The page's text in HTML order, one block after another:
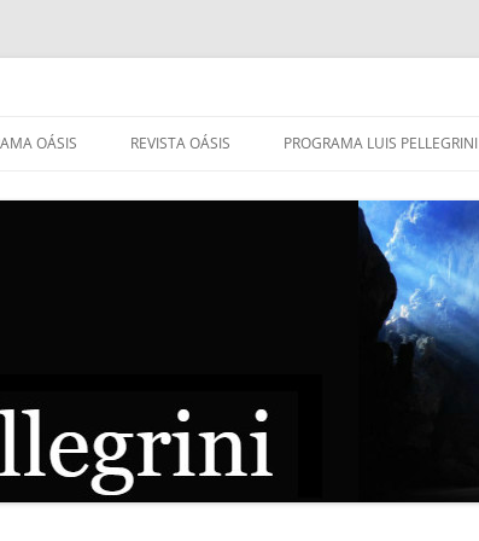
OÁSIS REVISTA OÁSIS PROGRAMA LUIS PELLEGRINI